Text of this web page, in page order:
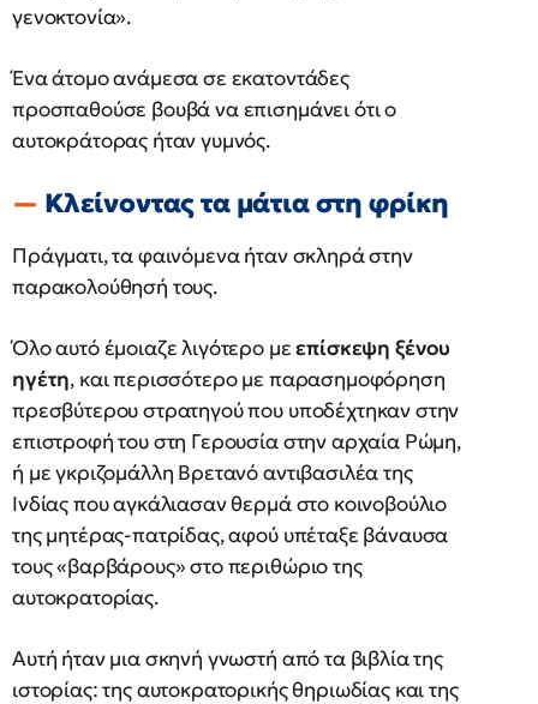
γενοκτονία».
Ένα άτομο ανάμεσα σε εκατοντάδες
προσπαθούσε βουβά να επισημάνει ότι ο
αυτοκράτορας ήταν γυμνός.
Κλείνοντας τα μάτια στη φρίκη
Πράγματι, τα φαινόμενα ήταν σκληρά στην
παρακολούθησή τους.
Όλο αυτό έμοιαζε λιγότερο μεεπίσκεψη ξένου
ηγέτη, και περισσότερο με παρασημοφόρηση
πρεσβύτερου στρατηγού που υποδέχτηκαν στην
επιστροφή του στη Γερουσία στην αρχαία Ρώμη,
ή με γκριζομάλλη Βρετανό αντιβασιλέα της
Ινδίας που αγκάλιασαν θερμά στο κοινοβούλιο
της μητέρας-πατρίδας, αφού υπέταξε βάναυσα
τους «βαρβάρους» στο περιθώριο της
αυτοκρατορίας.
Αυτή ήταν μια σκηνή γνωστή από τα βιβλία της
ιστορίας: της αυτοκρατορικής θηριωδίας και της